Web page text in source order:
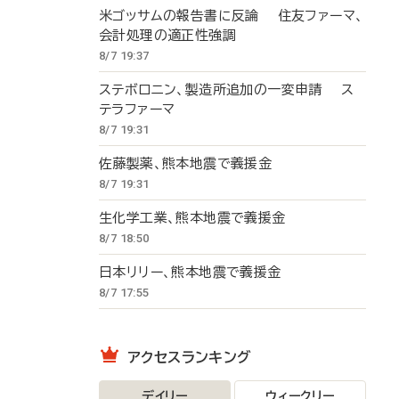
米ゴッサムの報告書に反論 住友ファーマ、
会計処理の適正性強調
8/7 19:37
ステボロニン、製造所追加の一変申請 ス
テラファーマ
8/7 19:31
佐藤製薬、熊本地震で義援金
8/7 19:31
生化学工業、熊本地震で義援金
8/7 18:50
日本リリー、熊本地震で義援金
8/7 17:55
アクセスランキング
デイリー ウィークリー